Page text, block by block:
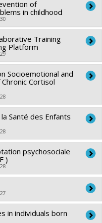
,Mohammed Alkhaldi
de recherche en
(PJT) Subvention
Geoffroy,
Côté,Roxanne Sicotte
, Caroline Temcheff
de recherche en
(PJT) Subvention
of
in childhood
des
des
Chaires de
Training
Platform
Saba,Marc Lanovaz
Hatem
, Michal Abrahamowicz
de recherche en
Subvention de
Socioemotional and
Cortisol
de recherche en
(PJT) Subvention
Santé des Enfants
Mâsse
Beaudoin,Simon
Catherine Haeck
Isabelle,Myriam
psychosociale
)
,Richard Ernest
Parent,Frank Vitaro,
in individuals born